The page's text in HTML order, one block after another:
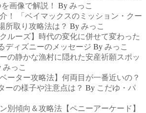
画像で解説！
By みっこ
！ 「ベイマックスのミッション・クー
所取り攻略法は？ By みっこ
クルーズ】時代の変化に併せて変わった
ディズニーのメッセージ By みっこ
の静かな漁村に隠れた安産祈願スポッ
みっこ
ーター攻略法】何両目が一番近いの？
ーの様子や注意点は？ By こだゆ・パ
別傾向＆攻略法【ペニーアーケード】